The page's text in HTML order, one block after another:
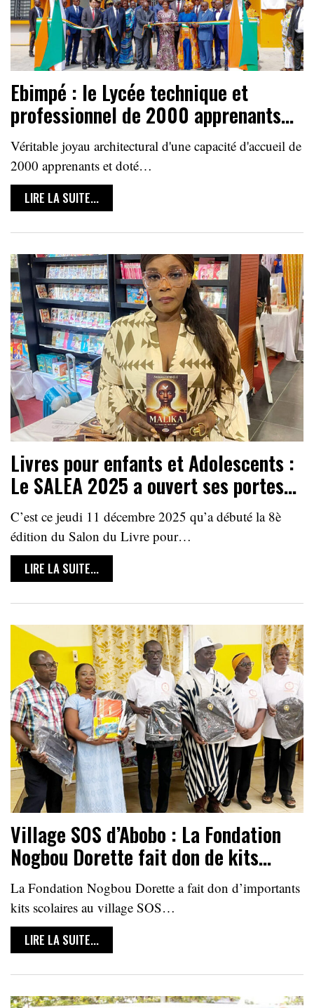
Ebimpé : le Lycée technique et
professionnel de 2000 apprenants…
Véritable joyau architectural d'une capacité d'accueil de
2000 apprenants et doté…
LIRE LA SUITE...
Livres pour enfants et Adolescents :
Le SALEA 2025 a ouvert ses portes…
C’est ce jeudi 11 décembre 2025 qu’a débuté la 8è
édition du Salon du Livre pour…
LIRE LA SUITE...
Village SOS d’Abobo : La Fondation
Nogbou Dorette fait don de kits…
La Fondation Nogbou Dorette a fait don d’importants
kits scolaires au village SOS…
LIRE LA SUITE...